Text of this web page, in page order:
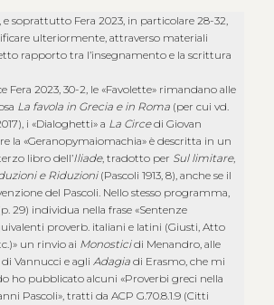
e soprattutto Fera 2023, in particolare 28-32,
ulteriormente, attraverso materiali
rapporto tra l’insegnamento e la scrittura
Fera 2023, 30-2, le «Favolette» rimandano alle
La favola in Grecia e in Roma (per cui vd.
i «Dialoghetti» a La Circedi Giovan
la «Geranopymaiomachia» è descritta in un
libro dell’Iliade, tradotto per Sul limitare,
e Riduzioni (Pascoli 1913, 8), anche se il
del Pascoli. Nello stesso programma,
(p. 29) individua nella frase «Sentenze
proverb. italiani e latini (Giusti, Atto
un rinvio ai Monosticidi Menandro, alle
Vannucci e agliAdagia di Erasmo, che mi
ho pubblicato alcuni «Proverbi greci nella
Pascoli», tratti da ACP G.70.8.1.9 (Citti